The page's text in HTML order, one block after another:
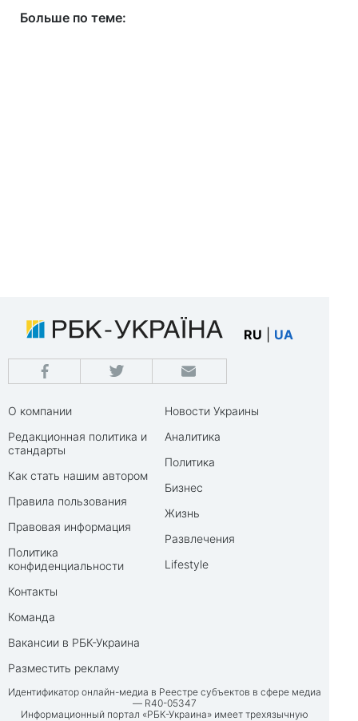
Больше по теме:
RU UA
О компании
Редакционная политика и
стандарты
Как стать нашим автором
Правила пользования
Правовая информация
Политика
конфиденциальности
Контакты
Команда
Вакансии в РБК-Украина
Разместить рекламу
Новости Украины
Аналитика
Политика
Бизнес
Жизнь
Развлечения
Lifestyle
Идентификатор онлайн-медиа в Реестре субъектов в сфере медиа
— R40-05347
Информационный портал «РБК-Украина» имеет трехязычную